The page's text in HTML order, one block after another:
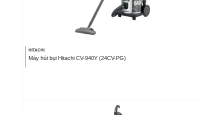
HITACHI
Máy hút bụi Hitachi CV-940Y (24CV-PG)